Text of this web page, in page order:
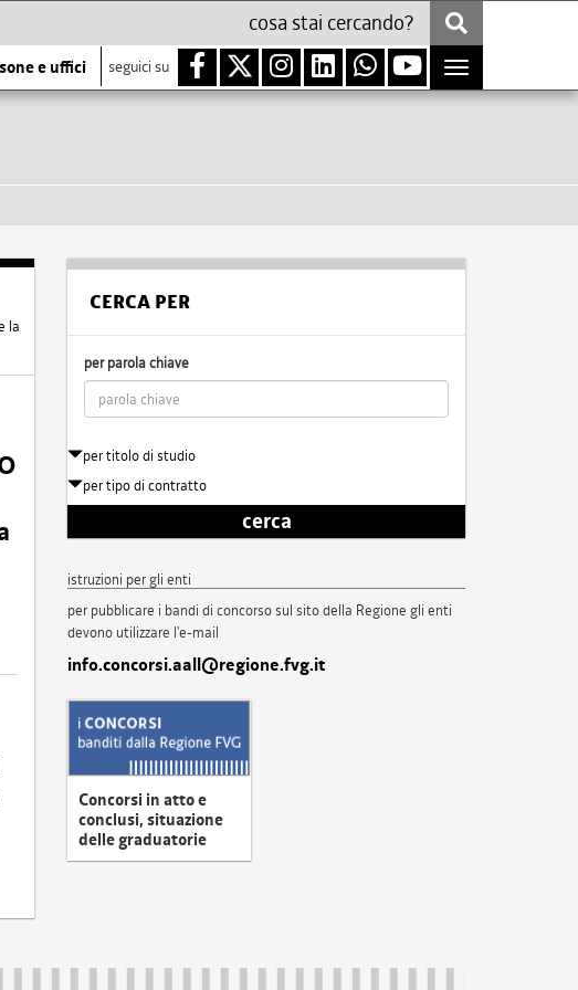
e uffici seguici su
Toggle
navigation
la
CERCA PER
per parola chiave
per titolo di studio
per tipo di contratto
cerca
istruzioni per gli enti
per pubblicare i bandi di concorso sul sito della Regione gli enti
devono utilizzare l'e-mail
info.concorsi.aall@regione.fvg.it
Concorsi in atto e
conclusi, situazione
delle graduatorie